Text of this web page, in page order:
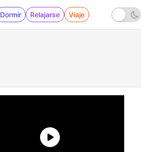
Dormir Relajarse Viaje